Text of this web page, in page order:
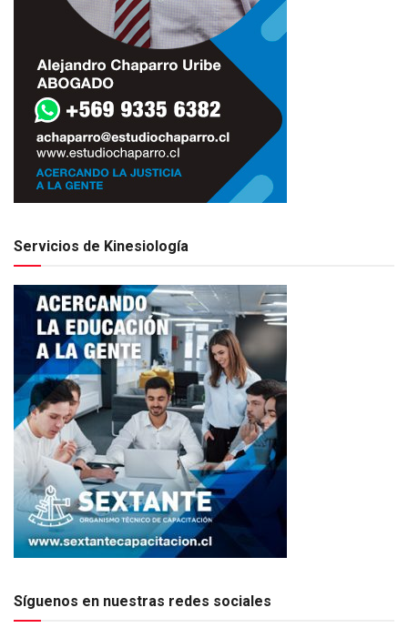
Servicios de Kinesiología
Síguenos en nuestras redes sociales